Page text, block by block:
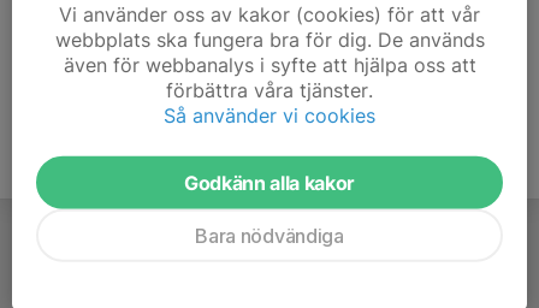
Vi använder oss av kakor (cookies) för att vår
webbplats ska fungera bra för dig. De används
även för webbanalys i syfte att hjälpa oss att
förbättra våra tjänster.
Så använder vi cookies
Godkänn alla kakor
Bara nödvändiga